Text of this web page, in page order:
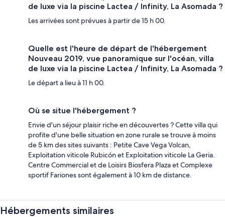
de luxe via la piscine Lactea / Infinity, La Asomada ?
Les arrivées sont prévues à partir de 15 h 00.
Quelle est l'heure de départ de l'hébergement
Nouveau 2019, vue panoramique sur l'océan, villa
de luxe via la piscine Lactea / Infinity, La Asomada ?
Le départ a lieu à 11 h 00.
Où se situe l'hébergement ?
Envie d'un séjour plaisir riche en découvertes ? Cette villa qui
profite d'une belle situation en zone rurale se trouve à moins
de 5 km des sites suivants : Petite Cave Vega Volcan,
Exploitation viticole Rubicón et Exploitation viticole La Geria.
Centre Commercial et de Loisirs Biosfera Plaza et Complexe
sportif Fariones sont également à 10 km de distance.
Hébergements similaires